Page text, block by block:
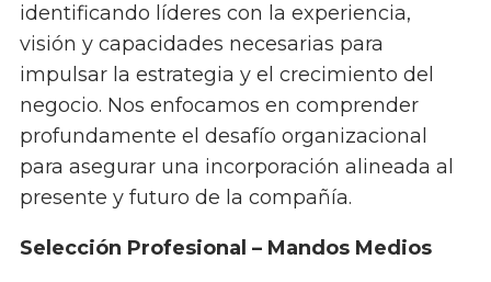
identificando líderes con la experiencia,
visión y capacidades necesarias para
impulsar la estrategia y el crecimiento del
negocio. Nos enfocamos en comprender
profundamente el desafío organizacional
para asegurar una incorporación alineada al
presente y futuro de la compañía.
Selección Profesional – Mandos Medios